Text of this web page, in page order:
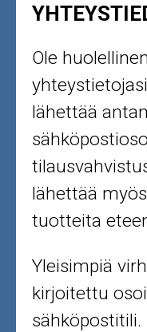
Mönkijän osat
Puutarha ja
Ajovarusteet
Nastarenkaat
Öljyt ja
Työkalut
Outlet-tuotteet
Ole
lähettää
lähettää
tuotteita
Yleisimpiä
kirjoitettu
sähköpostitili.